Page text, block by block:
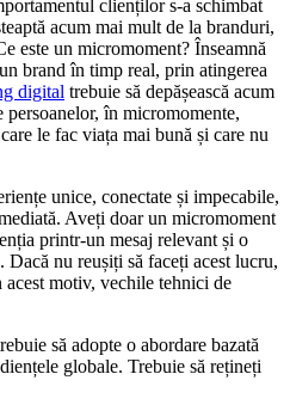
clienților s-a schimbat
acum mai mult de la branduri,
este un micromoment? Înseamnă
brand în timp real, prin atingerea
digital trebuie să depășească acum
în micromomente,
le fac viața mai bună și care nu
unice, conectate și impecabile,
Aveți doar un micromoment
printr-un mesaj relevant și o
nu reușiți să faceți acest lucru,
motiv, vechile tehnici de
să adopte o abordare bazată
globale. Trebuie să rețineți